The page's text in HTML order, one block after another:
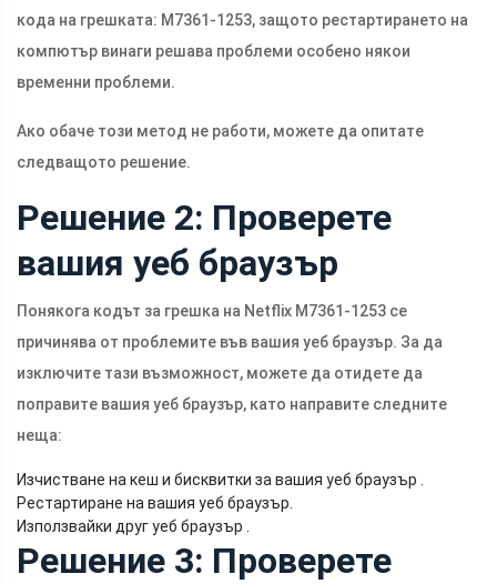
кода на грешката: M7361-1253, защото рестартирането на
компютър винаги решава проблеми особено някои
временни проблеми.
Ако обаче този метод не работи, можете да опитате
следващото решение.
Решение 2: Проверете
вашия уеб браузър
Понякога кодът за грешка на Netflix M7361-1253 се
причинява от проблемите във вашия уеб браузър. За да
изключите тази възможност, можете да отидете да
поправите вашия уеб браузър, като направите следните
неща:
Изчистване на кеш и бисквитки за вашия уеб браузър .
Рестартиране на вашия уеб браузър.
Използвайки друг уеб браузър .
Решение 3: Проверете